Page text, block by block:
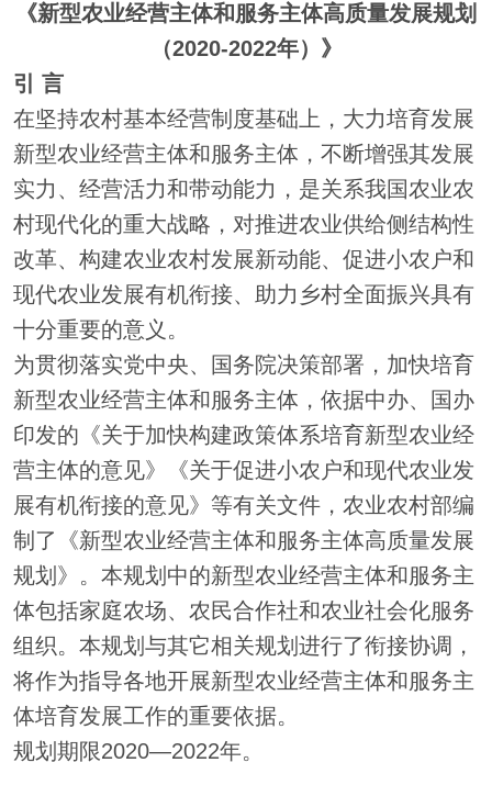
《新型农业经营主体和服务主体高质量发展规划
（2020-2022年）》
引 言
在坚持农村基本经营制度基础上，大力培育发展
新型农业经营主体和服务主体，不断增强其发展
实力、经营活力和带动能力，是关系我国农业农
村现代化的重大战略，对推进农业供给侧结构性
改革、构建农业农村发展新动能、促进小农户和
现代农业发展有机衔接、助力乡村全面振兴具有
十分重要的意义。
为贯彻落实党中央、国务院决策部署，加快培育
新型农业经营主体和服务主体，依据中办、国办
印发的《关于加快构建政策体系培育新型农业经
营主体的意见》《关于促进小农户和现代农业发
展有机衔接的意见》等有关文件，农业农村部编
制了《新型农业经营主体和服务主体高质量发展
规划》。本规划中的新型农业经营主体和服务主
体包括家庭农场、农民合作社和农业社会化服务
组织。本规划与其它相关规划进行了衔接协调，
将作为指导各地开展新型农业经营主体和服务主
体培育发展工作的重要依据。
规划期限2020—2022年。